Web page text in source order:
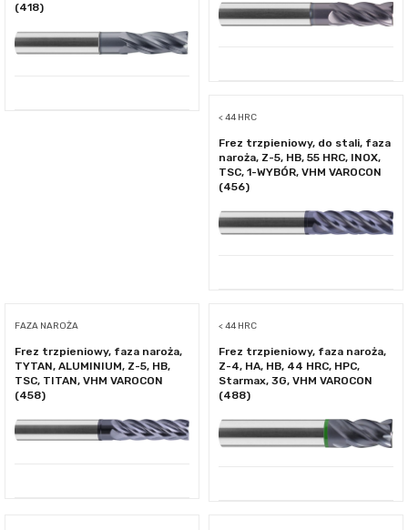
(418)
< 44 HRC
Frez trzpieniowy, do stali, faza
naroża, Z-5, HB, 55 HRC, INOX,
TSC, 1-WYBÓR, VHM VAROCON
(456)
FAZA NAROŻA
Frez trzpieniowy, faza naroża,
TYTAN, ALUMINIUM, Z-5, HB,
TSC, TITAN, VHM VAROCON
(458)
< 44 HRC
Frez trzpieniowy, faza naroża,
Z-4, HA, HB, 44 HRC, HPC,
Starmax, 3G, VHM VAROCON
(488)